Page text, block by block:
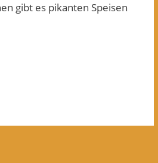
gibt es pikanten Speisen